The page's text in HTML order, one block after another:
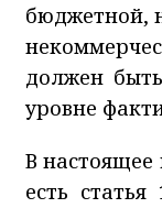
бюджетной,
должен
уровне
В настоящее
есть